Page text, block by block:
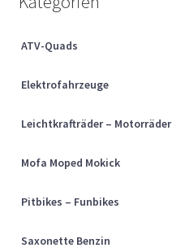
Über uns
ATV-Quads
Elektrofahrzeuge
Leichtkrafträder – Motorräder
Mofa Moped Mokick
Pitbikes – Funbikes
Saxonette Benzin